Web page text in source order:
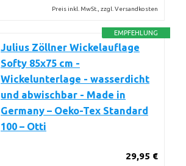
Preis inkl. MwSt., zzgl. Versandkosten
EMPFEHLUNG
Julius Zöllner Wickelauflage
Softy 85x75 cm -
Wickelunterlage - wasserdicht
und abwischbar - Made in
Germany – Oeko-Tex Standard
100 – Otti
29,95 €